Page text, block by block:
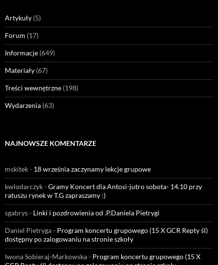
Artykuły (5)
Forum (17)
Informacje (649)
Materiały (67)
Treści wewnętrzne (198)
Wydarzenia (63)
NAJNOWSZE KOMENTARZE
mskitek- 18 września zaczynamy lekcje grupowe
kwlodarczyk-Gramy Koncert dla Antosi-jutro sobota- 14.10 przy
ratuszu rynek w T.G zapraszamy :)
sgabrys- Linki i pozdrowienia od .P.Daniela Pietrygi
Daniel Pietryga- Program koncertu grupowego (15 X GCR Repty śl)
dostępny po zalogowaniu na stronie szkoły
Iwona Sobieraj-Markowska- Program koncertu grupowego (15 X